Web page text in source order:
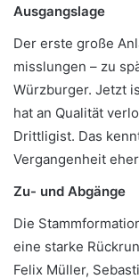
Ausgangslage
Der erste große
misslungen – zu
Würzburger. Jetzt
hat an Qualität
Drittligist. Das
Vergangenheit
Zu- und Abgänge
Die
eine starke
Felix Müller,